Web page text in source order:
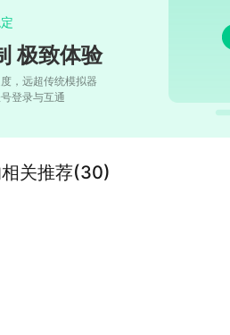
极致体验
，远超传统模拟器
登录与互通
关推荐(30)